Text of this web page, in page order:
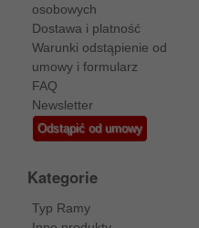
osobowych
Dostawa i platność
Warunki odstąpienie od
umowy i formularz
FAQ
Newsletter
Odstąpić od umowy
Kategorie
Typ Ramy